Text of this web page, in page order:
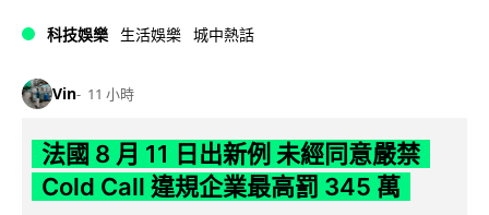
科技娛樂 生活娛樂 城中熱話
Vin 11 小時
法國 8 月 11 日出新例 未經同意嚴禁
Cold Call 違規企業最高罰 345 萬